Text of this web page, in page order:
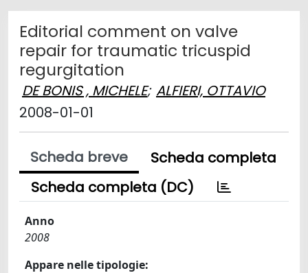
Editorial comment on valve
repair for traumatic tricuspid
regurgitation
DE BONIS , MICHELE; ALFIERI, OTTAVIO
2008-01-01
Scheda breve
Scheda completa
Scheda completa (DC)
Anno
2008
Appare nelle tipologie: